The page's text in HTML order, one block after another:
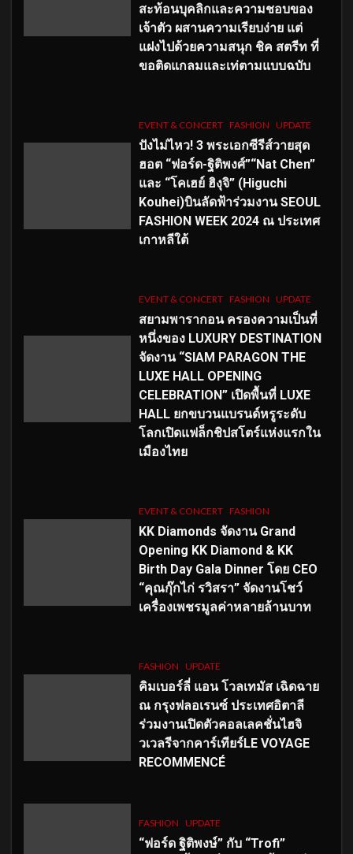
สะท้อนบุคลิกและความชอบของ
เจ้าตัว ผสานความเรียบง่าย แต่
แฝงไปด้วยความสนุก ชิค สตรีท ที่
ขอติดแกลมและเท่ตามแบบฉบับ
EVENT & CONCERT FASHION UPDATE
ปังไม่ไหว! 3 พระเอกซีรีส์วายสุด
ฮอต “ฟอร์ด-ฐิติพงศ์”“Nat Chen”
และ “โคเฮย์ ฮิงุจิ” (Higuchi
Kouhei)บินลัดฟ้าร่วมงาน SEOUL
FASHION WEEK 2024 ณ ประเทศ
เกาหลีใต้
EVENT & CONCERT FASHION UPDATE
สยามพารากอน ครองความเป็นที่
หนึ่งของ LUXURY DESTINATION
จัดงาน “SIAM PARAGON THE
LUXE HALL OPENING
CELEBRATION” เปิดพื้นที่ LUXE
HALL ยกขบวนแบรนด์หรูระดับ
โลกเปิดแฟล็กชิปสโตร์แห่งแรกใน
เมืองไทย
EVENT & CONCERT FASHION
KK Diamonds จัดงาน Grand
Opening KK Diamond & KK
Birth Day Gala Dinner โดย CEO
“คุณกุ๊กไก่ รวิสรา” จัดงานโชว์
เครื่องเพชรมูลค่าหลายล้านบาท
FASHION UPDATE
คิมเบอร์ลี่ แอน โวลเทมัส เฉิดฉาย
ณ กรุงฟลอเรนซ์ ประเทศอิตาลี
ร่วมงานเปิดตัวคอลเลคชั่นไฮจิ
วเวลรีจากคาร์เทียร์LE VOYAGE
RECOMMENCÉ
FASHION UPDATE
“ฟอร์ด ฐิติพงษ์” กับ “Trofi”